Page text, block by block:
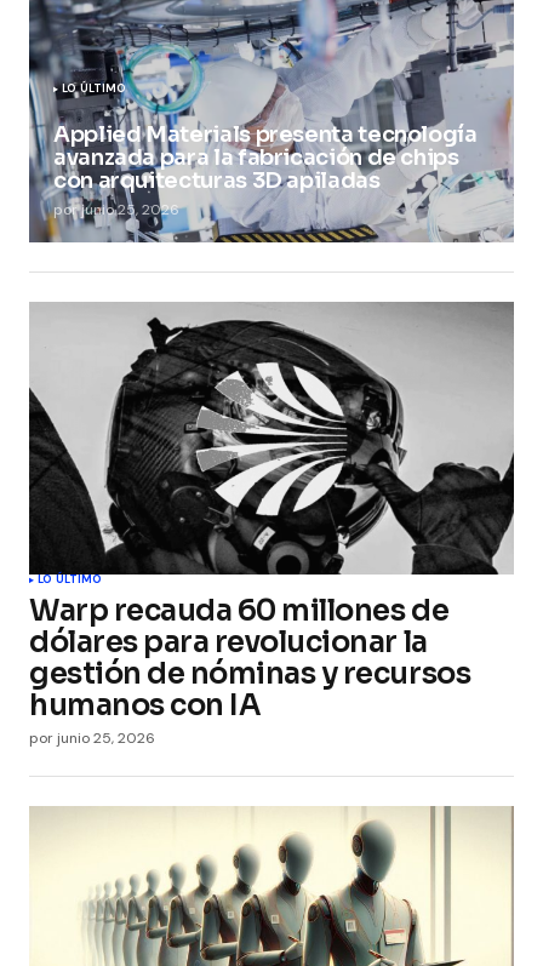
LO ÚLTIMO
Applied Materials presenta tecnología
avanzada para la fabricación de chips
con arquitecturas 3D apiladas
porjunio 25, 2026
LO ÚLTIMO
Warp recauda 60 millones de
dólares para revolucionar la
gestión de nóminas y recursos
humanos con IA
por junio 25, 2026